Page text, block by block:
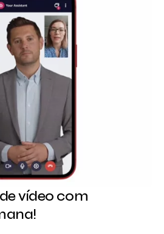
vídeo com